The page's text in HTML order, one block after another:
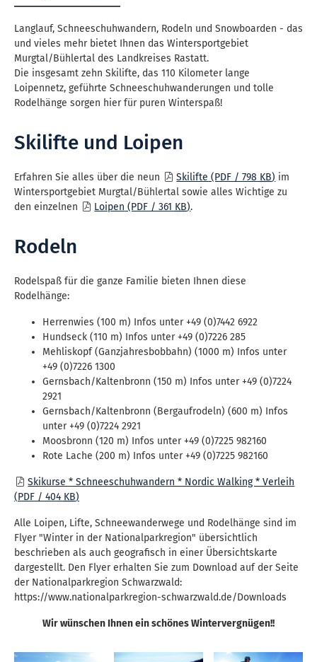
Langlauf, Schneeschuhwandern, Rodeln und Snowboarden - das
und vieles mehr bietet Ihnen das Wintersportgebiet
Murgtal/Bühlertal des Landkreises Rastatt.
Die insgesamt zehn Skilifte, das 110 Kilometer lange
Loipennetz, geführte Schneeschuhwanderungen und tolle
Rodelhänge sorgen hier für puren Winterspaß!
Skilifte und Loipen
Erfahren Sie alles über die neun Skilifte (PDF / 798 KB) im
Wintersportgebiet Murgtal/Bühlertal sowie alles Wichtige zu
den einzelnen
Loipen (PDF / 361 KB).
Rodeln
Rodelspaß für die ganze Familie bieten Ihnen diese
Rodelhänge:
Herrenwies (100 m) Infos unter +49 (0)7442 6922
Hundseck (110 m) Infos unter +49 (0)7226 285
Mehliskopf (Ganzjahresbobbahn) (1000 m) Infos unter
+49 (0)7226 1300
Gernsbach/Kaltenbronn (150 m) Infos unter +49 (0)7224
2921
Gernsbach/Kaltenbronn (Bergaufrodeln) (600 m) Infos
unter +49 (0)7224 2921
Moosbronn (120 m) Infos unter +49 (0)7225 982160
Rote Lache (200 m) Infos unter +49 (0)7225 982160
Skikurse * Schneeschuhwandern * Nordic Walking * Verleih
(PDF / 404 KB)
Alle Loipen, Lifte, Schneewanderwege und Rodelhänge sind im
Flyer "Winter in der Nationalparkregion" übersichtlich
beschrieben als auch geografisch in einer Übersichtskarte
dargestellt. Den Flyer erhalten Sie zum Download auf der Seite
der Nationalparkregion Schwarzwald:
https://www.nationalparkregion-schwarzwald.de/Downloads
Wir wünschen Ihnen ein schönes Wintervergnügen!!